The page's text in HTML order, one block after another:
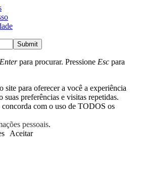
Submit
Enterpara procurar. Pressione Esc para
site para oferecer a você a experiência
suas preferências e visitas repetidas.
com o uso de TODOS os
pessoais.
Aceitar